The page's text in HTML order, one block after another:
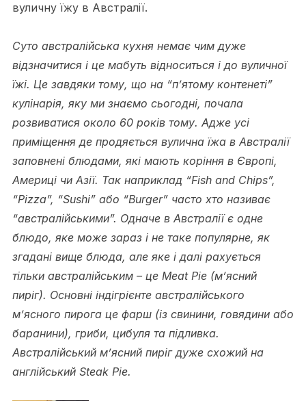
вуличну їжу в Австралії.
Суто австралійська кухня немає чим дуже
відзначитися і це мабуть відноситься і до вуличної
їжі. Це завдяки тому, що на “п’ятому контенеті”
кулінарія, яку ми знаємо сьогодні, почала
розвиватися около 60 років тому. Адже усі
приміщення де продяється вулична їжа в Австралії
заповнені блюдами, які мають коріння в Європі,
Америці чи Азії. Так наприклад “Fish and Chips”,
“Pizza”, “Sushi” або “Burger” часто хто називає
“австралійськими”. Одначе в Австралії є одне
блюдо, яке може зараз і не таке популярне, як
згадані вище блюда, але яке і далі рахується
тільки австралійським – це Meat Pie (м’ясний
пиріг). Основні індігрієнте австралійського
м’ясного пирога це фарш (із свинини, говядини або
баранини), гриби, цибуля та підливка.
Австралійський м’ясний пиріг дуже схожий на
англійський Steak Pie.